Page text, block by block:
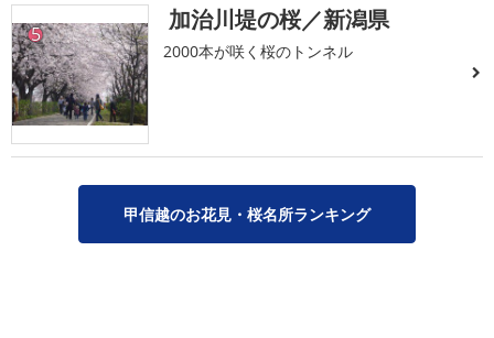
5 加治川堤の桜／新潟県
2000本が咲く桜のトンネル
甲信越のお花見・桜名所ランキング